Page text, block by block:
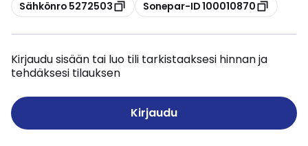
Sähkönro 5272503 Sonepar-ID 100010870
Kirjaudu sisään tai luo tili tarkistaaksesi hinnan ja
tehdäksesi tilauksen
Kirjaudu